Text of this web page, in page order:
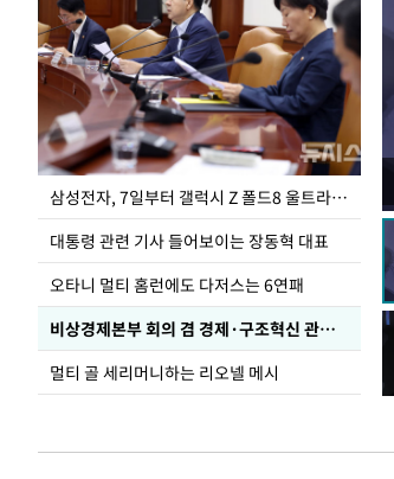
삼성전자, 7일부터 갤럭시 Z 폴드8 울트라·폴드8·플립8 출시
대통령 관련 기사 들어보이는 장동혁 대표
오타니 멀티 홈런에도 다저스는 6연패
비상경제본부 회의 겸 경제·구조혁신 관계장관회의
멀티 골 세리머니하는 리오넬 메시